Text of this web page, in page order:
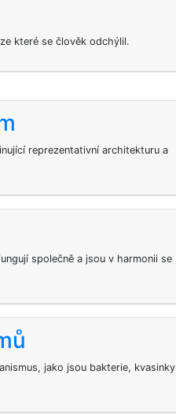
které se člověk odchýlil.
reprezentativní architekturu a
společně a jsou v harmonii se
jako jsou bakterie, kvasinky